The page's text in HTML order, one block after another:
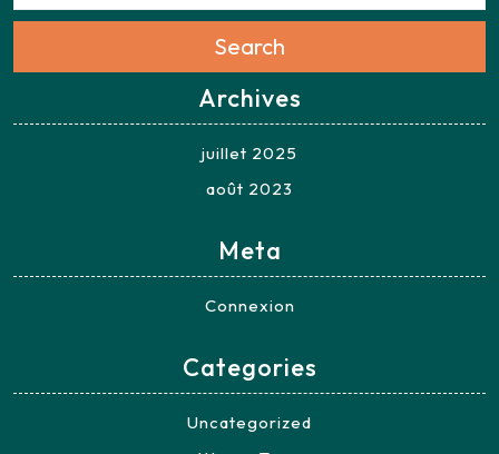
Search
Archives
juillet 2025
août 2023
Meta
Connexion
Categories
Uncategorized